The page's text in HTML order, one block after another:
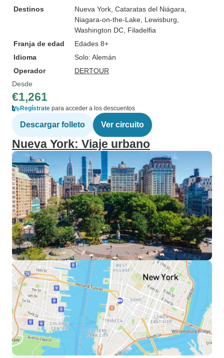
Destinos
Nueva York , Cataratas del Niágara
Niagara-on-the-Lake , Lewisburg
Washington DC , Filadelfia
Franja de edad
Edades 8+
Idioma
Solo: Alemán
Operador
DERTOUR
Desde
€1,261
Regístrate para acceder a los descuentos
Descargar folleto Ver circuito
Nueva York: Viaje urbano